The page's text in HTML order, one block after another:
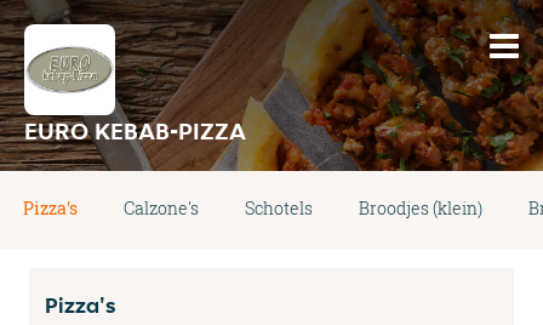
EURO KEBAB-PIZZA
Pizza's Calzone's Schotels Broodjes (klein)
Pizza's